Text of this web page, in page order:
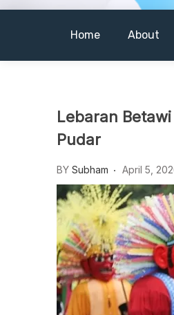
Familyfx
Your Daily Dose of
Home About
Lebaran
Pudar
BY Subham April 5,